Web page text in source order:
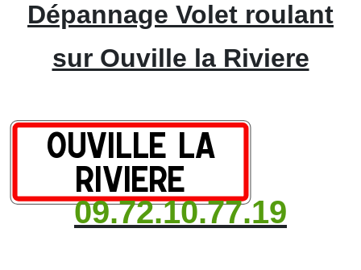
Dépannage Volet roulant
sur Ouville la Riviere
09.72.10.77.19